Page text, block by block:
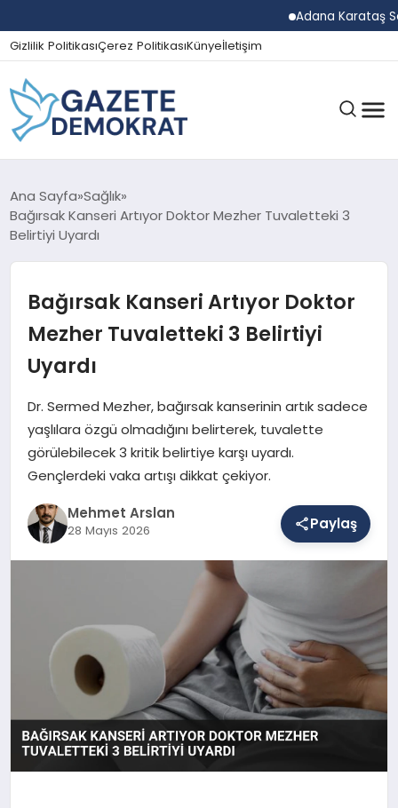
Adana Karataş
Gizlilik PolitikasıÇerez PolitikasıKünyeİletişim
GÜNDEM
EKONOMI
SPOR
SAĞLIK
EĞITIM
YAŞAM
Ana Sayfa Sağlık
Bağırsak Kanseri Artıyor Doktor Mezher Tuvaletteki 3
Belirtiyi Uyardı
Bağırsak Kanseri Artıyor Doktor
Mezher Tuvaletteki 3 Belirtiyi
Uyardı
Dr. Sermed Mezher, bağırsak kanserinin artık sadece
yaşlılara özgü olmadığını belirterek, tuvalette
görülebilecek 3 kritik belirtiye karşı uyardı.
Gençlerdeki vaka artışı dikkat çekiyor.
Mehmet Arslan
28 Mayıs 2026 Paylaş